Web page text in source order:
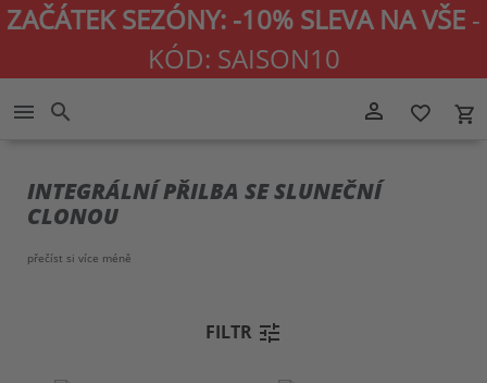
ZAČÁTEK SEZÓNY: -10% SLEVA NA VŠE -
KÓD: SAISON10
person_outline favorite_border local_grocery_store
menu search
INTEGRÁLNÍ PŘILBA SE SLUNEČNÍ
CLONOU
přečíst si více méně
FILTR tune